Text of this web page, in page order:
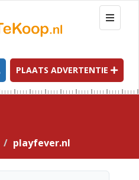
T
o
g
l
e
n
a
t
PLAATS ADVERTENTIE
playfever.nl